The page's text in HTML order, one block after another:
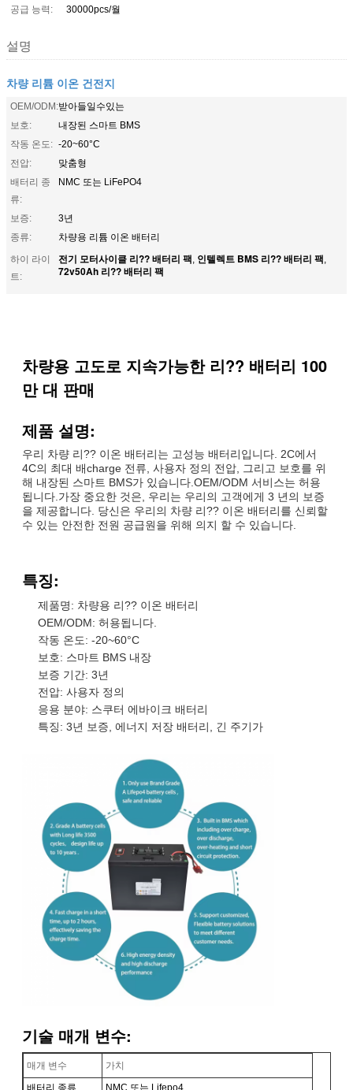
공급 능력:
30000pcs/월
설명
차량 리튬 이온 건전지
OEM/ODM:받아들일수있는
보호:
내장된 스마트 BMS
작동 온도: -20~60°C
전압:
맞춤형
배터리 종
류:
NMC 또는 LiFePO4
보증:
3년
종류:
차량용 리튬 이온 배터리
하이 라이
트:
전기 모터사이클 리?? 배터리 팩, 인텔렉트 BMS 리?? 배터리 팩,
72v50Ah 리?? 배터리 팩
차량용 고도로 지속가능한 리?? 배터리 100
만 대 판매
제품 설명:
우리 차량 리?? 이온 배터리는 고성능 배터리입니다. 2C에서
4C의 최대 배charge 전류, 사용자 정의 전압, 그리고 보호를 위
해 내장된 스마트 BMS가 있습니다.OEM/ODM 서비스는 허용
됩니다.가장 중요한 것은, 우리는 우리의 고객에게 3 년의 보증
을 제공합니다. 당신은 우리의 차량 리?? 이온 배터리를 신뢰할
수 있는 안전한 전원 공급원을 위해 의지 할 수 있습니다.
특징:
제품명: 차량용 리?? 이온 배터리
OEM/ODM: 허용됩니다.
작동 온도: -20~60°C
보호: 스마트 BMS 내장
보증 기간: 3년
전압: 사용자 정의
응용 분야: 스쿠터 에바이크 배터리
특징: 3년 보증, 에너지 저장 배터리, 긴 주기가
기술 매개 변수:
매개 변수
가치
배터리 종류
NMC 또는 Lifepo4